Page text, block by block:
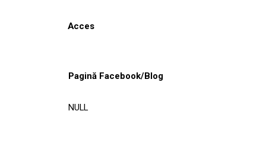
Acces
Pagină Facebook/Blog
NULL